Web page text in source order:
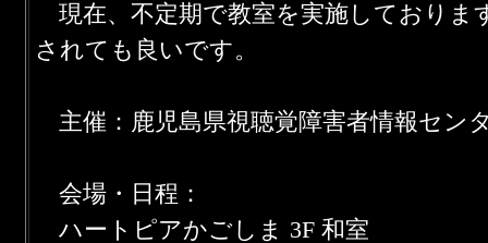
現在、不定期で教室を実施しておりま
されても良いです。
主催：鹿児島県視聴覚障害者情報セン
会場・日程：
ハートピアかごしま 3F 和室